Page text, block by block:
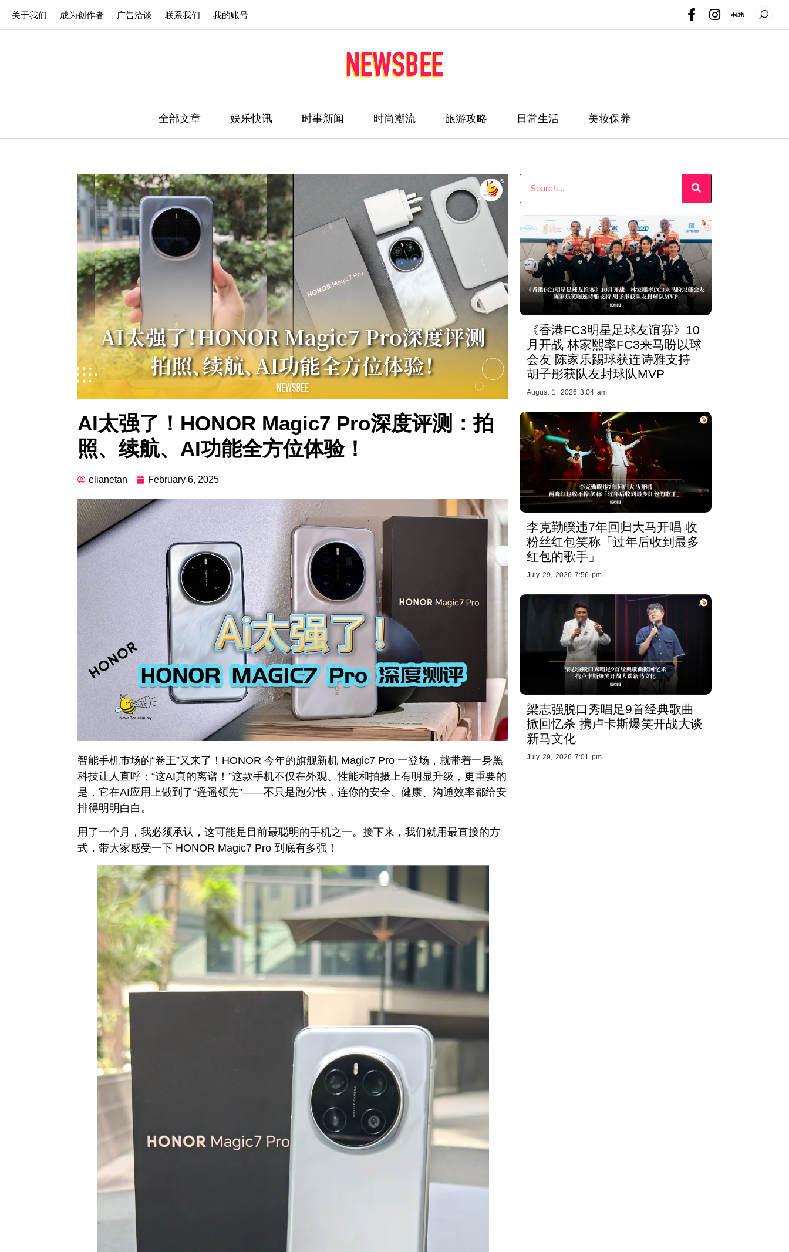
关于我们 成为创作者 广告洽谈 联系我们 我的账号
全部文章 娱乐快讯 时事新闻 时尚潮流 旅游攻略 日常生活 美妆保养
AI太强了！HONOR Magic7 Pro深度评测：拍
照、续航、AI功能全方位体验！
elianetan February 6, 2025
智能手机市场的“卷王”又来了！HONOR 今年的旗舰新机 Magic7 Pro 一登场，就带着一身黑
科技让人直呼：“这AI真的离谱！”这款手机不仅在外观、性能和拍摄上有明显升级，更重要的
是，它在AI应用上做到了“遥遥领先”——不只是跑分快，连你的安全、健康、沟通效率都给安
排得明明白白。
用了一个月，我必须承认，这可能是目前最聪明的手机之一。接下来，我们就用最直接的方
式，带大家感受一下 HONOR Magic7 Pro 到底有多强！
《香港FC3明星足球友谊赛》10
月开战 林家熙率FC3来马盼以球
会友 陈家乐踢球获连诗雅支持
胡子彤获队友封球队MVP
August 1, 2026 3:04 am
李克勤暌违7年回归大马开唱 收
粉丝红包笑称「过年后收到最多
红包的歌手」
July 29, 2026 7:56 pm
梁志强脱口秀唱足9首经典歌曲
掀回忆杀 携卢卡斯爆笑开战大谈
新马文化
July 29, 2026 7:01 pm